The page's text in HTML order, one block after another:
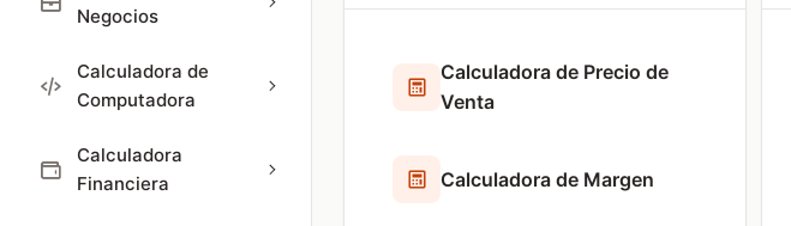
Negocios
Calculadora de
Computadora
Calculadora
Financiera
Calculadora de Precio de
Venta
Calculadora de Margen